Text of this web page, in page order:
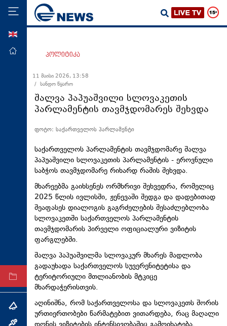
მთავარი
ეკონომიკა
მსოფლიო
სამართალი
თავდაცვა
რეგიონი
სპორტი
ტექნოლოგიები
ტაბლოიდი
არქივი
თემა
ინტერვიუ
პოლიტიკა
11 მაისი 2026, 13:58
/ სანდო წყარო
შალვა პაპუაშვილი სლოვაკეთის
პარლამენტის თავმჯდომარეს შეხვდა
ფოტო: საქართველოს პარლამენტი
საქართველოს პარლამენტის თავმჯდომარე შალვა
პაპუაშვილი სლოვაკეთის პარლამენტის - ეროვნული
საბჭოს თავმჯდომარე რიხარდ რაშის შეხვდა.
მხარეებმა გაიხსენეს ორმხრივი შეხვედრა, რომელიც
2025 წლის ივლისში, ჟენევაში შედგა და დადებითად
შეაფასეს დიალოგის გაგრძელების შესაძლებლობა
სლოვაკეთში საქართველოს პარლამენტის
თავმჯდომარის პირველი ოფიციალური ვიზიტის
ფარგლებში.
შალვა პაპუაშვილმა სლოვაკურ მხარეს მადლობა
გადაუხადა საქართველოს სუვერენიტეტისა და
ტერიტორიული მთლიანობის მტკიცე
მხარდაჭერისთვის.
აღინიშნა, რომ საქართველოსა და სლოვაკეთს შორის
ურთიერთობები წარმატებით ვითარდება, რაც მაღალი